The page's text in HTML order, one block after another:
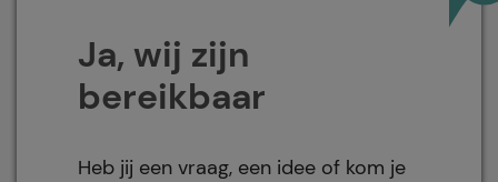
Ja, wij zijn
bereikbaar
Heb jij een vraag, een idee of kom je